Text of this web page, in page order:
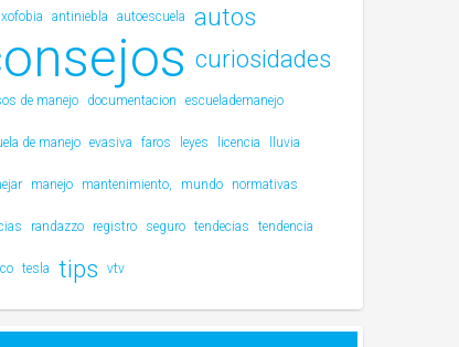
antiniebla autoescuela autos
curiosidades
de manejo documentacion escuelademanejo
de manejo evasiva faros leyes licencia lluvia
manejo mantenimiento, mundo normativas
randazzo registro seguro tendecias tendencia
tesla tips vtv